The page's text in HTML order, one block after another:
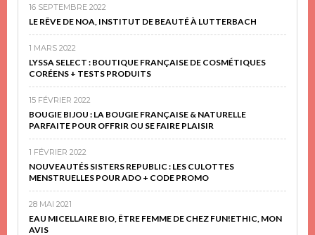
16 SEPTEMBRE 2022
LE RÊVE DE NOA, INSTITUT DE BEAUTÉ À LUTTERBACH
1 MARS 2022
LYSSA SELECT : BOUTIQUE FRANÇAISE DE COSMÉTIQUES
CORÉENS + TESTS PRODUITS
15 FÉVRIER 2022
BOUGIE BIJOU : LA BOUGIE FRANÇAISE & NATURELLE
PARFAITE POUR OFFRIR OU SE FAIRE PLAISIR
1 FÉVRIER 2022
NOUVEAUTÉS SISTERS REPUBLIC : LES CULOTTES
MENSTRUELLES POUR ADO + CODE PROMO
28 MAI 2021
EAU MICELLAIRE BIO, ÊTRE FEMME DE CHEZ FUN!ETHIC, MON
AVIS